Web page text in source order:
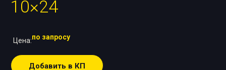
10×24
Цена:по запросу
Добавить в КП